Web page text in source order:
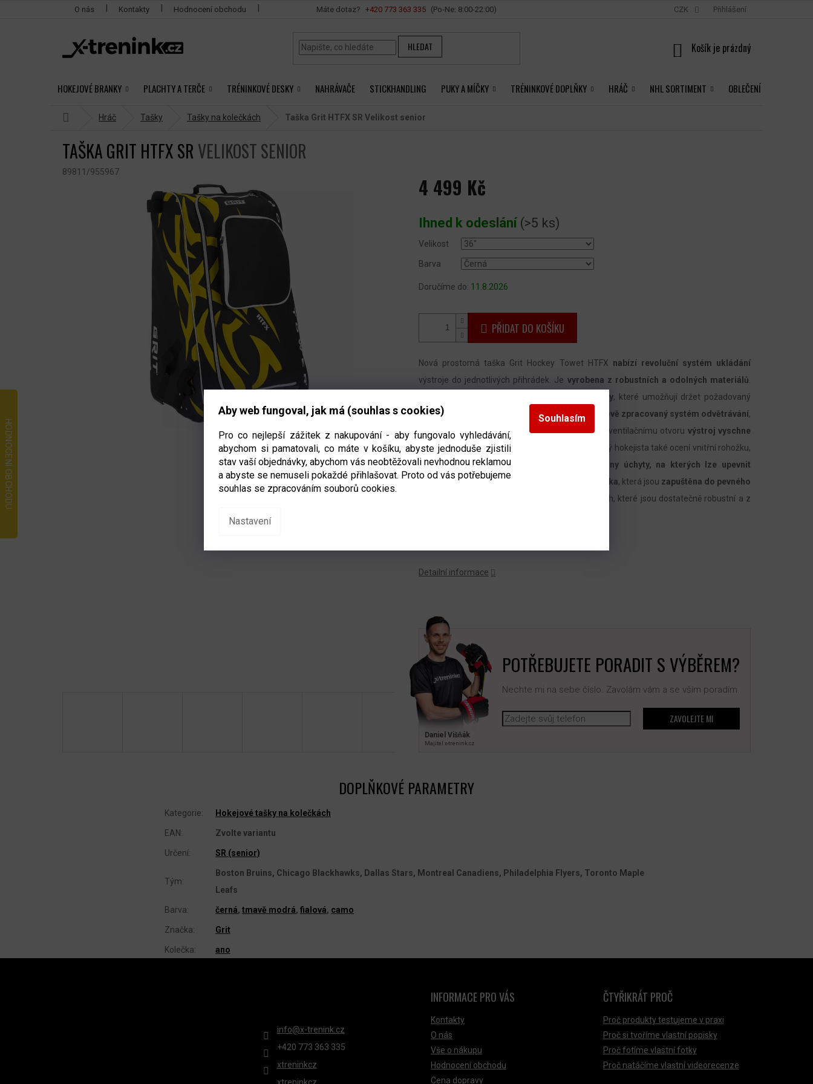
Aby web fungoval, jak má (souhlas s cookies)
Pro co nejlepší zážitek z nakupování - aby fungovalo vyhledávání,
abychom si pamatovali, co máte v košíku, abyste jednoduše zjistili
stav vaší objednávky, abychom vás neobtěžovali nevhodnou reklamou
a abyste se nemuseli pokaždé přihlašovat. Proto od vás potřebujeme
souhlas se zpracováním souborů cookies.
Nastavení
Souhlasím
+420 ‭773 363 335
O nás Kontakty Hodnocení obchodu Vše o nákupu CZK Přihlášení
HLEDAT
NÁKUPNÍ
HOKEJOVÉ BRANKY PLACHTY A TERČE TRÉNINKOVÉ DESKY NAHRÁVAČE STICKHANDLING PUKY A MÍČKY TRÉNINKOVÉ DOPLŇKY HRÁČ NHL SORTIMENT OBLEČENÍ
Hráč Tašky Tašky na kolečkách Taška Grit HTFX SR Velikost senior
TAŠKA GRIT HTFX SR VELIKOST SENIOR
89811/955967
4 499 Kč
cena:
Ihned k odeslání (>5 ks)
Velikost
Barva
Doručíme do: 11.8.2026
PŘIDAT DO KOŠÍKU
Nová prostorná taška Grit Hockey Towet HTFX nabízí revoluční systém ukládání
výstroje do jednotlivých přihrádek. Je vyrobena z robustních a odolných materiálů
je vyztužena a zpevněna rámy, které umožňují držet požadovaný
tvar tašky. Hlavní vychytávkou GRIT HTFX je
špičkově zpracovaný systém odvětrávání,
který je umístěn na zadní vyztužené straně. Díky ventilačnímu otvoru výstroj vyschne
okamžitě po uloženído dělených přihrádek. Každý hokejista také ocení vnitřní rohožku,
která je součástí. Na boční straně jsou
umístěny úchyty, na kterých lze upevnit
hokejku. Samozřejmostí jsou velká terénní kolečka, která jsou zapuštěna do pevného
. Výrobce nešetřil ani na zipech a karabinách, které jsou dostatečně robustní a z
Detailní informace
Daniel Višňák
Majitel x‑trenink.cz
POTŘEBUJETE PORADIT S VÝBĚREM?
Nechte mi na sebe číslo. Zavolám vám a se vším poradím.
ZAVOLEJTE MI
DOPLŇKOVÉ PARAMETRY
Kategorie: Hokejové tašky na kolečkách
EAN: Zvolte variantu
Určení: SR (senior)
Tým:
Boston Bruins, Chicago Blackhawks, Dallas Stars, Montreal Canadiens, Philadelphia Flyers, Toronto Maple
Leafs
Barva: černá, tmavě modrá, fialová, camo
Značka: Grit
Kolečka: ano
Z
info@x-trenink.cz
+420 ‭773 363 335
xtreninkcz
xtreninkcz
INFORMACE PRO VÁS
Kontakty
O nás
Vše o nákupu
Hodnocení obchodu
Cena dopravy
ČTYŘIKRÁT PROČ
Proč produkty testujeme v praxi
Proč si tvoříme vlastní popisky
Proč fotíme vlastní fotky
Proč natáčíme vlastní videorecenze